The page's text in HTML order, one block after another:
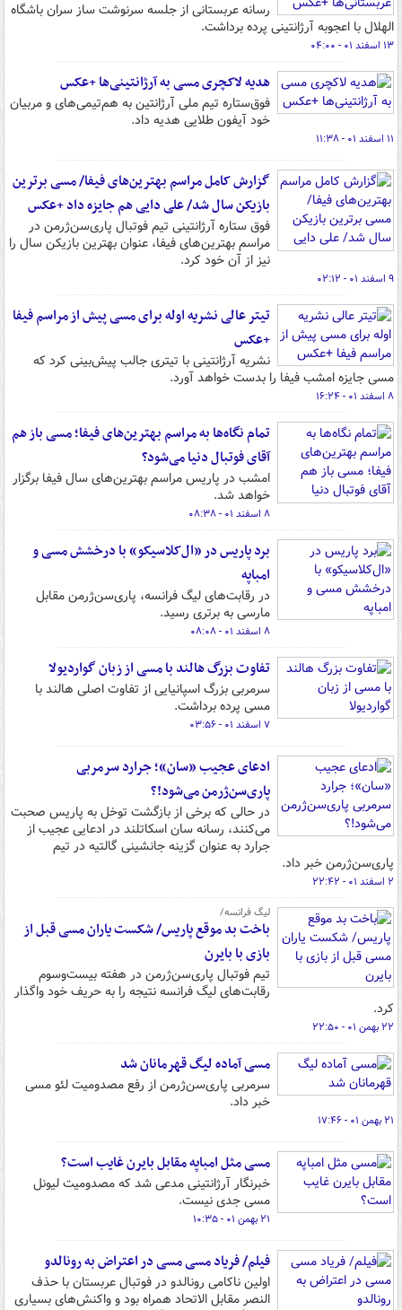
رسانه عربستانی از جلسه سرنوشت ساز سران باشگاه
الهلال با اعجوبه آرژانتینی پرده برداشت.
۱۳ اسفند ۰۱ - ۰۴:۰۰
هدیه لاکچری مسی به آرژانتینی‌ها +عکس
فوق‌ستاره تیم ملی آرژانتین به هم‌تیمی‌های و مربیان
خود آیفون طلایی هدیه داد.
۱۱ اسفند ۰۱ - ۱۱:۳۸
گزارش کامل مراسم بهترین‌های فیفا/ مسی برترین
بازیکن سال شد/ علی دایی هم جایزه داد +عکس
فوق ستاره آرژانتینی تیم فوتبال پاری‌سن‌ژرمن در
مراسم بهترین‌های فیفا، عنوان بهترین بازیکن سال را
نیز از آن خود کرد.
۹ اسفند ۰۱ - ۰۲:۱۲
تیتر عالی نشریه اوله برای مسی پیش از مراسم فیفا
+عکس
نشریه آرژانتینی با تیتری جالب پیش‌بینی کرد که
مسی جایزه امشب فیفا را بدست خواهد آورد.
۸ اسفند ۰۱ - ۱۶:۲۴
تمام نگاه‌ها به مراسم بهترین‌های فیفا؛ مسی باز هم
آقای فوتبال دنیا می‌شود؟
امشب در پاریس مراسم بهترین‌های سال فیفا برگزار
خواهد شد.
۸ اسفند ۰۱ - ۰۸:۳۸
برد پاریس در «ال‌کلاسیکو» با درخشش مسی و
امباپه
در رقابت‌های لیگ فرانسه، پاری‌سن‌ژرمن مقابل
مارسی به برتری رسید.
۸ اسفند ۰۱ - ۰۸:۰۸
تفاوت بزرگ هالند با مسی از زبان گواردیولا
سرمربی بزرگ اسپانیایی از تفاوت اصلی هالند با
مسی پرده برداشت.
۷ اسفند ۰۱ - ۰۳:۵۶
ادعای عجیب «سان»؛ جرارد سرمربی
پاری‌سن‌ژرمن می‌شود!؟
در حالی که برخی از بازگشت توخل به پاریس صحبت
می‌کنند، رسانه سان اسکاتلند در ادعایی عجیب از
جرارد به عنوان گزینه جانشینی گالتیه در تیم
پاری‌سن‌ژرمن خبر داد.
۲ اسفند ۰۱ - ۲۲:۴۲
لیگ فرانسه/
باخت بد موقع پاریس/ شکست یاران مسی قبل از
بازی با بایرن
تیم فوتبال پاری‌سن‌ژرمن در هفته بیست‌وسوم
رقابت‌های لیگ فرانسه نتیجه را به حریف خود واگذار
کرد.
۲۲ بهمن ۰۱ - ۲۲:۵۰
مسی آماده لیگ قهرمانان شد
سرمربی پاری‌سن‌ژرمن از رفع مصدومیت لئو مسی
خبر داد.
۲۱ بهمن ۰۱ - ۱۷:۴۶
مسی مثل امباپه مقابل بایرن غایب است؟
خبرنگار آرژانتینی مدعی شد که مصدومیت لیونل
مسی جدی نیست.
۲۱ بهمن ۰۱ - ۱۰:۳۵
فیلم/ فریاد مسی مسی در اعتراض به رونالدو
اولین ناکامی رونالدو در فوتبال عربستان با حذف
النصر مقابل الاتحاد همراه بود و واکنش‌های بسیاری